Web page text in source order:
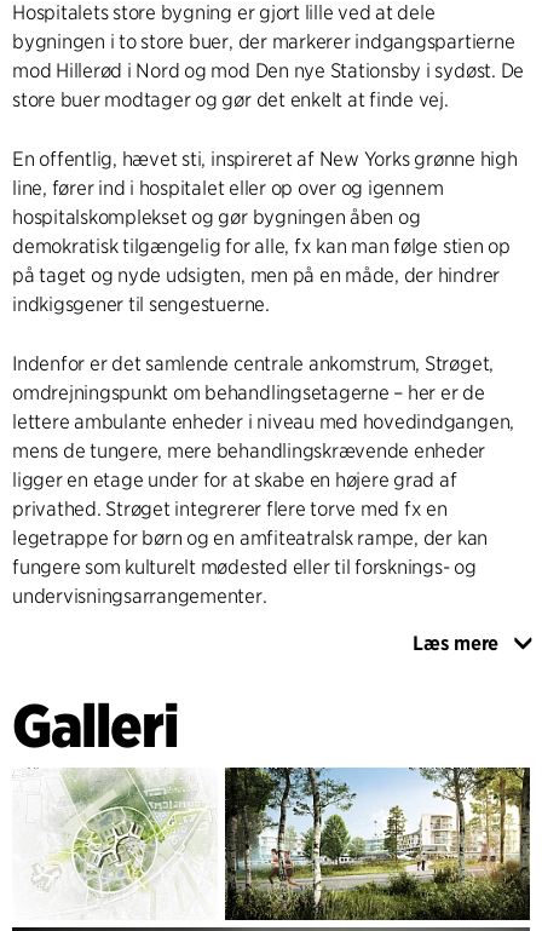
Hospitalets store bygning er gjort lille ved at dele
bygningen i to store buer, der markerer indgangspartierne
mod Hillerød i Nord og mod Den nye Stationsby i sydøst. De
store buer modtager og gør det enkelt at finde vej.
En offentlig, hævet sti, inspireret af New Yorks grønne high
line, fører ind i hospitalet eller op over og igennem
hospitalskomplekset og gør bygningen åben og
demokratisk tilgængelig for alle, fx kan man følge stien op
på taget og nyde udsigten, men på en måde, der hindrer
indkigsgener til sengestuerne.
Indenfor er det samlende centrale ankomstrum, Strøget,
omdrejningspunkt om behandlingsetagerne – her er de
lettere ambulante enheder i niveau med hovedindgangen,
mens de tungere, mere behandlingskrævende enheder
ligger en etage under for at skabe en højere grad af
privathed. Strøget integrerer flere torve med fx en
legetrappe for børn og en amfiteatralsk rampe, der kan
fungere som kulturelt mødested eller til forsknings- og
undervisningsarrangementer.
arbejdsgange. Fokus på gode flows for medarbejdere sikrer
mere tid til patienter og pårørende. Opbygningen inde,
med hovedstrøget og lodrette forbindelser op til
sengebygningerne, er logisk, klar og overskuelig, så alle kan
finde rundt og føle sig trygge og velkomne.
Alle ene-sengestuer har fuld udsigt over landskabet fra
sygesengen, og hver stue har fokus på en stemning af
Læs mere
Galleri